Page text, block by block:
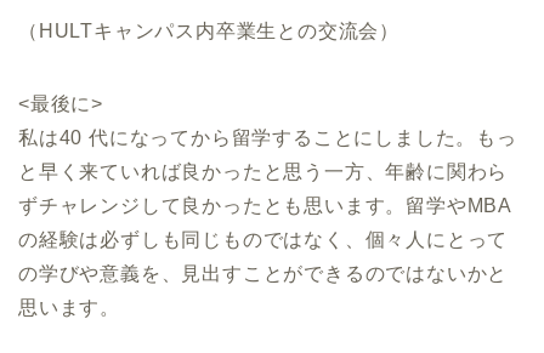
（HULTキャンパス内卒業生との交流会）
<最後に>
私は40 代になってから留学することにしました。もっ
と早く来ていれば良かったと思う一方、年齢に関わら
ずチャレンジして良かったとも思います。留学やMBA
の経験は必ずしも同じものではなく、個々人にとって
の学びや意義を、見出すことができるのではないかと
思います。